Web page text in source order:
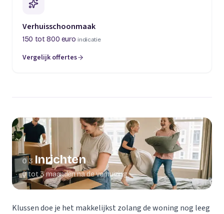
Verhuisschoonmaak
150 tot 800 euro indicatie
Vergelijk offertes
(opent in een nieuw tabblad)
03 Inrichten
0 tot 3 maanden na de verhuizing
Klussen doe je het makkelijkst zolang de woning nog leeg